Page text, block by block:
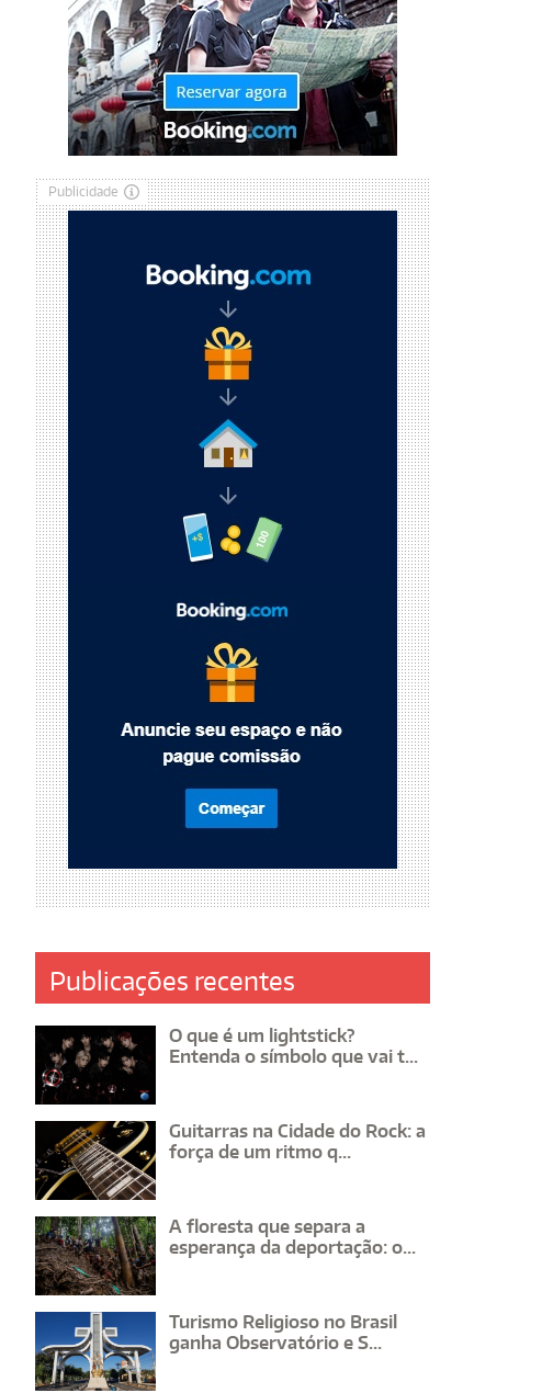
Publicidade
Publicações recentes
O que é um lightstick?
Entenda o símbolo que vai t...
Guitarras na Cidade do Rock: a
força de um ritmo q...
A floresta que separa a
esperança da deportação: o...
Turismo Religioso no Brasil
ganha Observatório e S...